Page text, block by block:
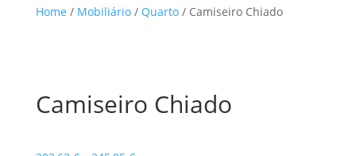
Home / Mobiliário/ Quarto/ Camiseiro Chiado
Camiseiro Chiado